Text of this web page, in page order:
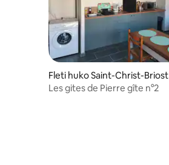
Fleti huko Saint-Christ-Briost
Les gites de Pierre gîte n°2